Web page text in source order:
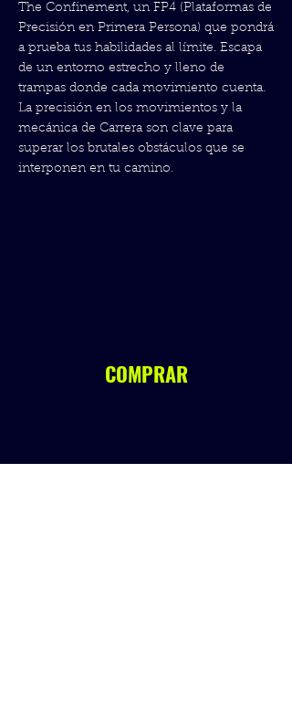
The Confinement, un FP4 (Plataformas de
Precisión en Primera Persona) que pondrá
a prueba tus habilidades al límite. Escapa
de un entorno estrecho y lleno de
trampas donde cada movimiento cuenta.
La precisión en los movimientos y la
mecánica de Carrera son clave para
superar los brutales obstáculos que se
interponen en tu camino.
COMPRAR